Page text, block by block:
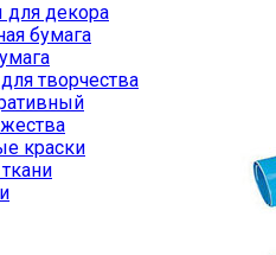
для декора
бумага
творчества
краски